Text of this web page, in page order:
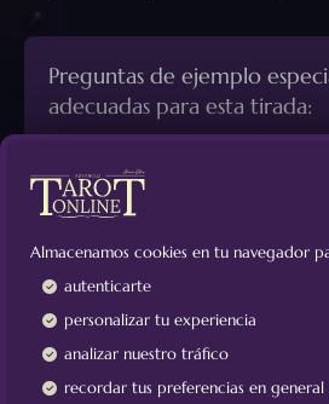
Preguntas de ejemplo
adecuadas para esta tirada:
profesional?
en la empresa X?
¿Cómo será mi situación
¿Qué oportunidades
Almacenamos cookies en tu navegador
autenticarte
personalizar tu experiencia
analizar nuestro tráfico
recordar tus preferencias en general